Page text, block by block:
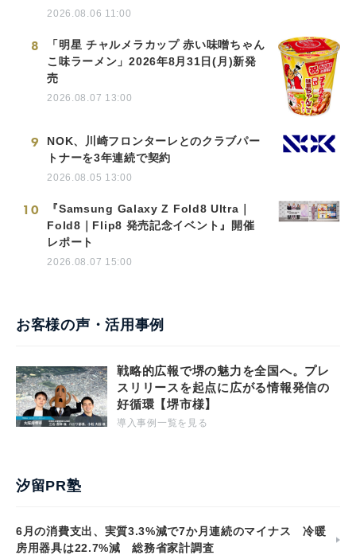
2026.08.06 11:00
8
「明星 チャルメラカップ 赤い味噌ちゃん
こ味ラーメン」2026年8月31日(月)新発
売
2026.08.07 13:00
9
NOK、川崎フロンターレとのクラブパー
トナーを3年連続で契約
2026.08.05 13:00
10
『Samsung Galaxy Z Fold8 Ultra｜
Fold8｜Flip8 発売記念イベント』開催
レポート
2026.08.07 15:00
お客様の声・活用事例
戦略的広報で堺の魅力を全国へ。プレ
スリリースを起点に広がる情報発信の
好循環【堺市様】
導入事例一覧を見る
汐留PR塾
6月の消費支出、実質3.3%減で7か月連続のマイナス 冷暖
房用器具は22.7%減 総務省家計調査